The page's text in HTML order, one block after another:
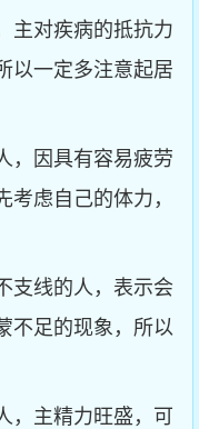
主对疾病的抵抗力
以一定多注意起居
，因具有容易疲劳
虑自己的体力，
支线的人，表示会
不足的现象，所以
，主精力旺盛，可